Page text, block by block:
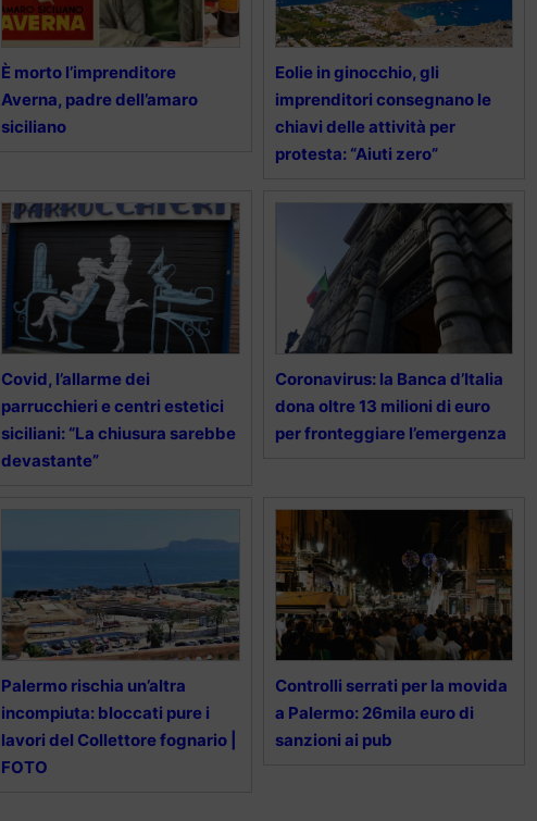
È morto l’imprenditore
Averna, padre dell’amaro
siciliano
Eolie in ginocchio, gli
imprenditori consegnano le
chiavi delle attività per
protesta: “Aiuti zero”
Covid, l’allarme dei
parrucchieri e centri estetici
siciliani: “La chiusura sarebbe
devastante”
Coronavirus: la Banca d’Italia
dona oltre 13 milioni di euro
per fronteggiare l’emergenza
Palermo rischia un’altra
incompiuta: bloccati pure i
lavori del Collettore fognario |
FOTO
Controlli serrati per la movida
a Palermo: 26mila euro di
sanzioni ai pub